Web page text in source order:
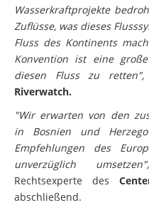
Zuflüsse, was dieses
Fluss des Kontinents
Konvention ist eine
diesen Fluss zu retten",
Riverwatch.
in Bosnien und
Empfehlungen des
unverzüglich umsetzen",
Rechtsexperte des
abschließend.